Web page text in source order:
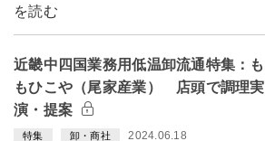
を読む
近畿中四国業務用低温卸流通特集：も
もひこや（尾家産業） 店頭で調理実
演・提案
特集 卸・商社 2024.06.18